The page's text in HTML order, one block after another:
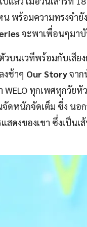
พร้อมความทรงจำยั
จะพาเพื่อนๆมา
วบนเวทีพร้อมกับเสีย
ช้าๆ Our Storyจา
WELO ทุกเพศทุกวัย
ดหนักจัดเต็ม ซึ่ง นอ
แสดงของเขา ซึ่งเป็น